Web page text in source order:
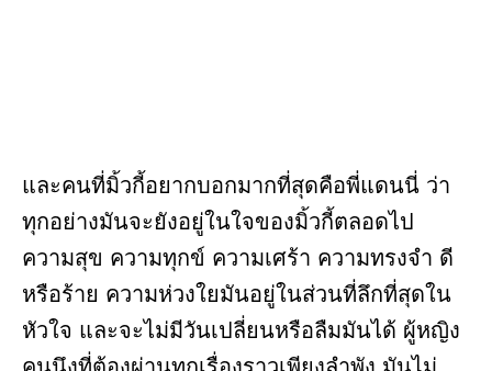
และคนที่มิ้วกี้อยากบอกมากที่สุดคือพี่แดนนี่ ว่า
ทุกอย่างมันจะยังอยู่ในใจของมิ้วกี้ตลอดไป
ความสุข ความทุกข์ ความเศร้า ความทรงจำ ดี
หรือร้าย ความห่วงใยมันอยู่ในส่วนที่ลึกที่สุดใน
หัวใจ และจะไม่มีวันเปลี่ยนหรือลืมมันได้ ผู้หญิง